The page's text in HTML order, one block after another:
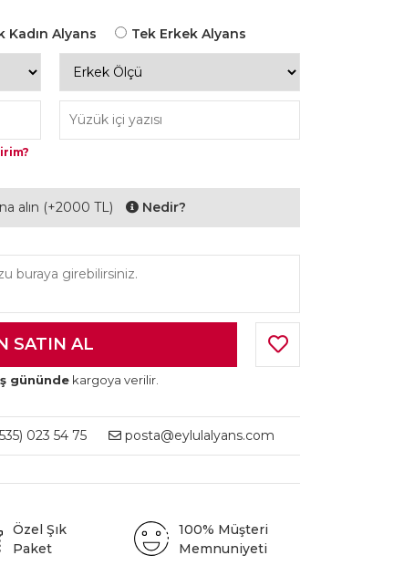
Kadın Alyans Tek Erkek Alyans
alın (+2000 TL) Nedir?
gününde kargoya verilir.
023 54 75 posta@eylulalyans.com
Özel Şık
Paket
100% Müşteri
Memnuniyeti